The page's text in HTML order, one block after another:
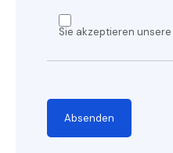
Sie akzeptieren unsere
Absenden